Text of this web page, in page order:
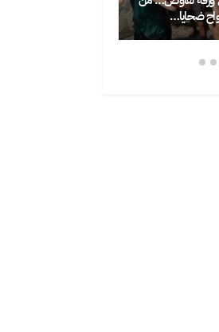
يختار الشباب المغاربة…